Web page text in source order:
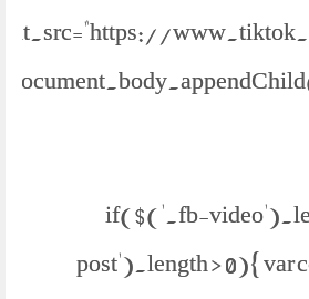
if($('.fb-
post').length > 0){ var